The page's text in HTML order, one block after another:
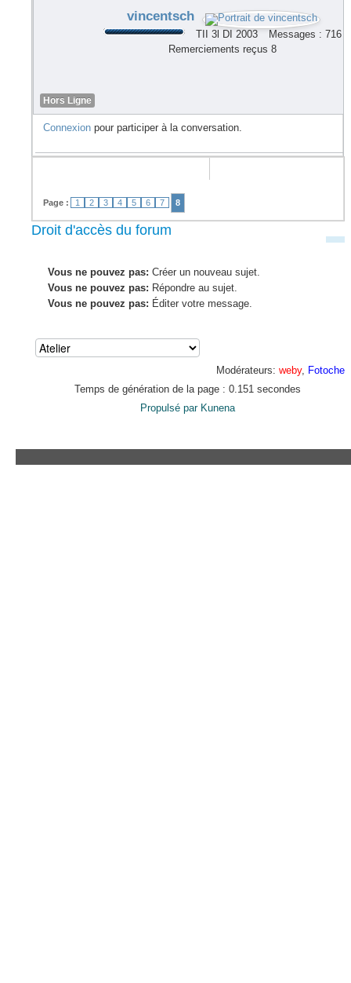
vincentsch
TII 3l DI 2003
Messages : 716
Remerciements reçus 8
Hors Ligne
Connexion pour participer à la conversation.
Page : 1 2 3 4 5 6 7 8
Droit d'accès du forum
Vous ne pouvez pas: Créer un nouveau sujet.
Vous ne pouvez pas: Répondre au sujet.
Vous ne pouvez pas: Éditer votre message.
Modérateurs: weby, Fotoche
Temps de génération de la page : 0.151 secondes
Propulsé par Kunena